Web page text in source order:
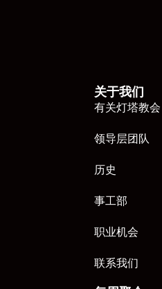
关于我们
有关灯塔教会
领导层团队
历史
事工部
职业机会
联系我们